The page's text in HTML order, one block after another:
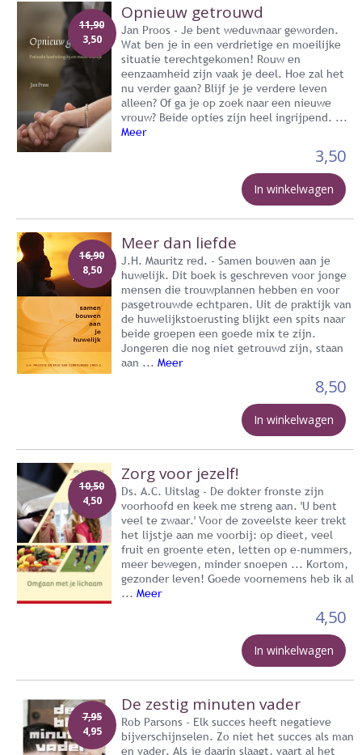
11,90
3,50
Opnieuw getrouwd
Jan Proos - Je bent weduwnaar geworden.
Wat ben je in een verdrietige en moeilijke
situatie terechtgekomen! Rouw en
eenzaamheid zijn vaak je deel. Hoe zal het
nu verder gaan? Blijf je je verdere leven
alleen? Of ga je op zoek naar een nieuwe
vrouw? Beide opties zijn heel ingrijpend. ...
Meer
3,50
In winkelwagen
16,90
8,50
Meer dan liefde
J.H. Mauritz red. - Samen bouwen aan je
huwelijk. Dit boek is geschreven voor jonge
mensen die trouwplannen hebben en voor
pasgetrouwde echtparen. Uit de praktijk van
de huwelijkstoerusting blijkt een spits naar
beide groepen een goede mix te zijn.
Jongeren die nog niet getrouwd zijn, staan
aan ... Meer
8,50
In winkelwagen
10,50
4,50
Zorg voor jezelf!
Ds. A.C. Uitslag - De dokter fronste zijn
voorhoofd en keek me streng aan. 'U bent
veel te zwaar.' Voor de zoveelste keer trekt
het lijstje aan me voorbij: op dieet, veel
fruit en groente eten, letten op e-nummers,
meer bewegen, minder snoepen ... Kortom,
gezonder leven! Goede voornemens heb ik al
... Meer
4,50
In winkelwagen
7,95
4,95
De zestig minuten vader
Rob Parsons - Elk succes heeft negatieve
bijverschijnselen. Zo niet het succes als man
en vader. Als je daarin slaagt, vaart al het